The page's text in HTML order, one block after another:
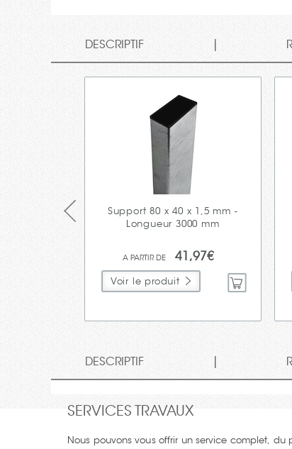
DESCRIPTIF
Support 80 x 40 x 1,5 mm -
Longueur 3000 mm
41,97€
Voir le produit
DESCRIPTIF
SERVICES TRAVAUX
Nous pouvons vous offrir un service complet,